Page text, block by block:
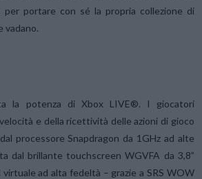
per portare con sé la propria collezione di
vadano.
la potenza di Xbox LIVE®. I giocatori
e della ricettività delle azioni di gioco
processore Snapdragon da 1GHz ad alte
dal brillante touchscreen WGVFA da 3,8”
virtuale ad alta fedeltà – grazie a SRS WOW